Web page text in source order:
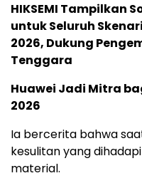
HIKSEMI Tampilkan
untuk Seluruh
2026, Dukung
Tenggara
Huawei Jadi Mitra
2026
Ia bercerita bahwa
kesulitan yang
material.